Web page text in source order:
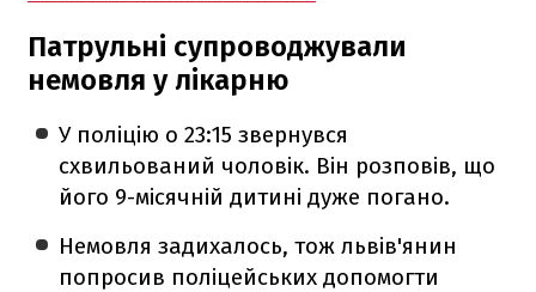
Патрульні супроводжували
немовля у лікарню
У поліцію о 23:15 звернувся
схвильований чоловік. Він розповів, що
його 9-місячній дитині дуже погано.
Немовля задихалось, тож львів'янин
попросив поліцейських допомогти